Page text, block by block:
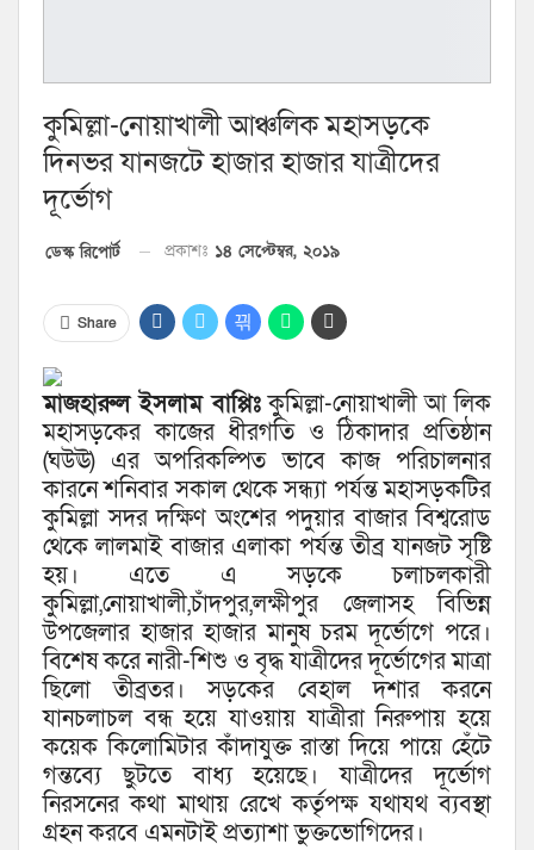
কুমিল্লা-নোয়াখালী আঞ্চলিক মহাসড়কে
দিনভর যানজটে হাজার হাজার যাত্রীদের
দূর্ভোগ
ডেস্ক রিপোর্ট প্রকাশঃ ১৪ সেপ্টেম্বর, ২০১৯
Share
মাজহারুল ইসলাম বাপ্পিঃকুমিল্লা-নোয়াখালী আ লিক
মহাসড়কের কাজের ধীরগতি ও ঠিকাদার প্রতিষ্ঠান
(ঘউঊ) এর অপরিকল্পিত ভাবে কাজ পরিচালনার
কারনে শনিবার সকাল থেকে সন্ধ্যা পর্যন্ত মহাসড়কটির
কুমিল্লা সদর দক্ষিণ অংশের পদুয়ার বাজার বিশ্বরোড
থেকে লালমাই বাজার এলাকা পর্যন্ত তীব্র যানজট সৃষ্টি
হয়। এতে এ সড়কে চলাচলকারী
কুমিল্লা,নোয়াখালী,চাঁদপুর,লক্ষীপুর জেলাসহ বিভিন্ন
উপজেলার হাজার হাজার মানুষ চরম দূর্ভোগে পরে।
বিশেষ করে নারী-শিশু ও বৃদ্ধ যাত্রীদের দূর্ভোগের মাত্রা
ছিলো তীব্রতর। সড়কের বেহাল দশার করনে
যানচলাচল বন্ধ হয়ে যাওয়ায় যাত্রীরা নিরুপায় হয়ে
কয়েক কিলোমিটার কাঁদাযুক্ত রাস্তা দিয়ে পায়ে হেঁটে
গন্তব্যে ছুটতে বাধ্য হয়েছে। যাত্রীদের দূর্ভোগ
নিরসনের কথা মাথায় রেখে কর্তৃপক্ষ যথাযথ ব্যবস্থা
গ্রহন করবে এমনটাই প্রত্যাশা ভুক্তভোগিদের।